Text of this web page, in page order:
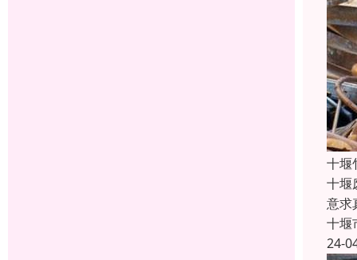
十堰
十堰
意求
十堰
24-